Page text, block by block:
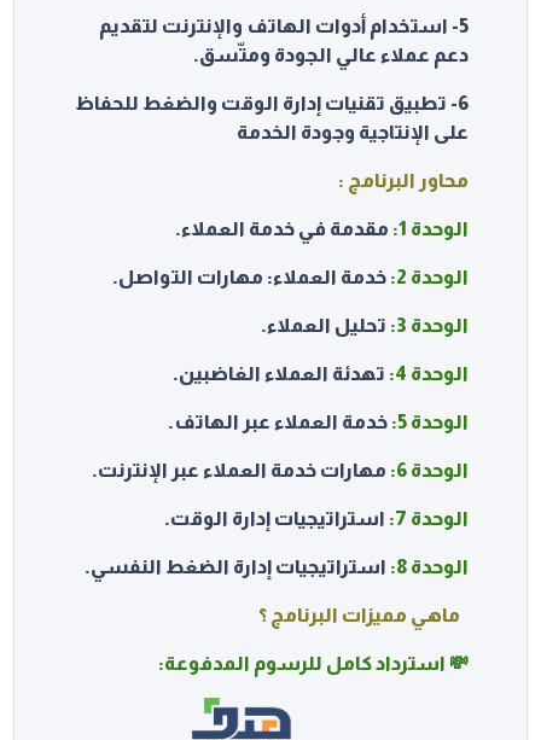
5- استخدام أدوات الهاتف والإنترنت لتقديم
دعم عملاء عالي الجودة ومتّسق.
6- تطبيق تقنيات إدارة الوقت والضغط للحفاظ
على الإنتاجية وجودة الخدمة
محاور البرنامج :
الوحدة 1: مقدمة في خدمة العملاء.
الوحدة 2: خدمة العملاء: مهارات التواصل.
الوحدة 3: تحليل العملاء.
الوحدة 4: تهدئة العملاء الغاضبين.
الوحدة 5: خدمة العملاء عبر الهاتف.
الوحدة 6: مهارات خدمة العملاء عبر الإنترنت.
الوحدة 7: استراتيجيات إدارة الوقت.
الوحدة 8: استراتيجيات إدارة الضغط النفسي.
ماهي مميزات البرنامج ؟
💸 استرداد كامل للرسوم المدفوعة: